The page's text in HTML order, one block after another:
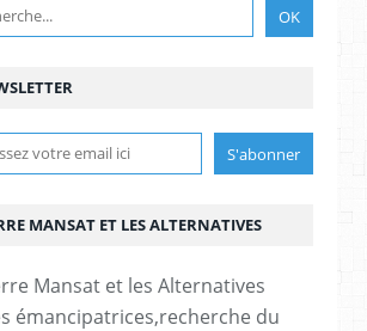
MANSAT ET LES ALTERNATIVES
émancipatrices,recherche du